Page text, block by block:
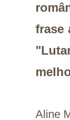
frase
Aline